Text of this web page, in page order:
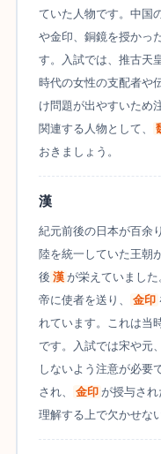
ていた人物です。中国
や金印、銅鏡を授かっ
す。入試では、推古天
時代の女性の支配者や
け問題が出やすいため
関連する人物として、
おきましょう。
漢
紀元前後の日本が百余
陸を統一していた王朝
後 漢 が栄えていまし
帝に使者を送り、
金印
れています。これは当
です。入試では宋や元
しないよう注意が必要
され、
金印 が授与さ
理解する上で欠かせな